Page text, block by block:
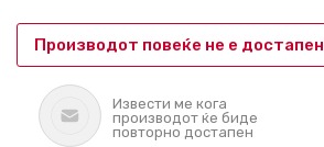
Производот повеќе не е достапен
Извести ме кога
производот ќе биде
повторно достапен